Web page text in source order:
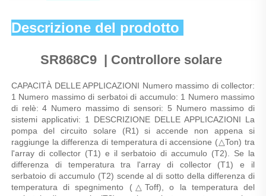
Descrizione del prodotto
SR868C9 | Controllore solare
CAPACITÀ DELLE APPLICAZIONI Numero massimo di collector:
1 Numero massimo di serbatoi di accumulo: 1 Numero massimo
di relè: 4 Numero massimo di sensori: 5 Numero massimo di
sistemi applicativi: 1 DESCRIZIONE DELLE APPLICAZIONI La
pompa del circuito solare (R1) si accende non appena si
raggiunge la differenza di temperatura di accensione (△Ton) tra
l'array di collector (T1) e il serbatoio di accumulo (T2). Se la
differenza di temperatura tra l'array di collector (T1) e il
serbatoio di accumulo (T2) scende al di sotto della differenza di
temperatura di spegnimento (△Toff), o la temperatura del